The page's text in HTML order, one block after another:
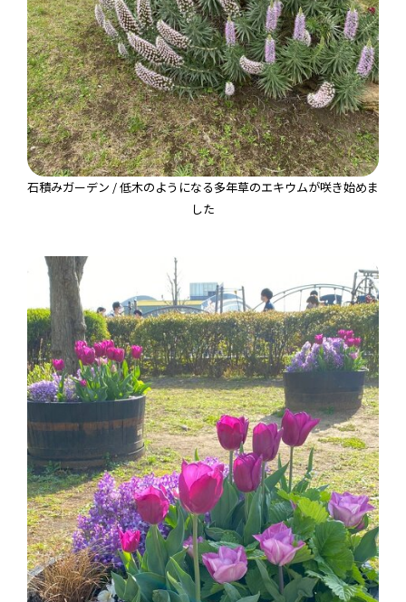
石積みガーデン / 低木のようになる多年草のエキウムが咲き始めま
した